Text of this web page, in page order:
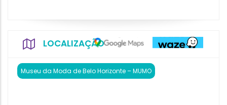
LOCALIZAÇÃO
Museu da Moda de Belo Horizonte – MUMO